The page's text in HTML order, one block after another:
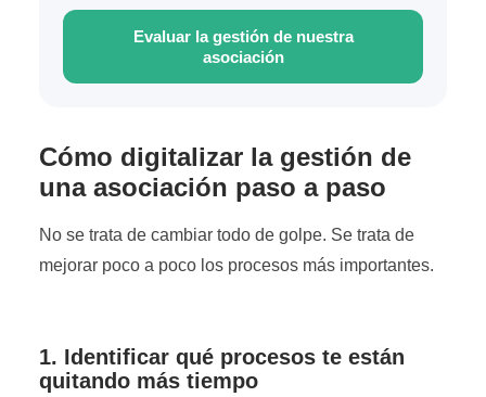
Evaluar la gestión de nuestra
asociación
Cómo digitalizar la gestión de
una asociación paso a paso
No se trata de cambiar todo de golpe. Se trata de
mejorar poco a poco los procesos más importantes.
1. Identificar qué procesos te están
quitando más tiempo